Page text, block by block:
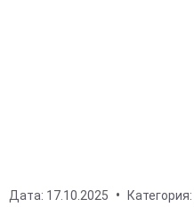
Дата: 17.10.2025 Категория: